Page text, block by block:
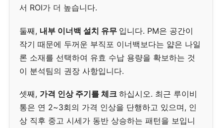
서 ROI가 더 높습니다.
둘째, 내부 이너백 설치 유무 입니다. PM은 공간이
작기 때문에 두꺼운 부직포 이너백보다는 얇은 나일
론 소재를 선택하여 유효 수납 용량을 확보하는 것
이 분석팀의 권장 사항입니다.
셋째, 가격 인상 주기를 체크 하십시오. 최근 루이비
통은 연 2~3회의 가격 인상을 단행하고 있으며, 인
상 직후 중고 시세가 동반 상승하는 패턴을 보입니